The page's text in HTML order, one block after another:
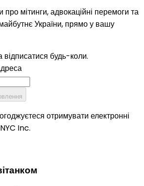
про мітинги, адвокаційні перемоги та
України, прямо у вашу
будь-коли.
отримувати електронні
Inc.